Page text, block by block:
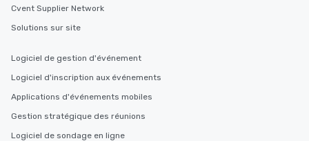
Cvent Supplier Network
Solutions sur site
Logiciel de gestion d'événement
Logiciel d'inscription aux événements
Applications d'événements mobiles
Gestion stratégique des réunions
Logiciel de sondage en ligne